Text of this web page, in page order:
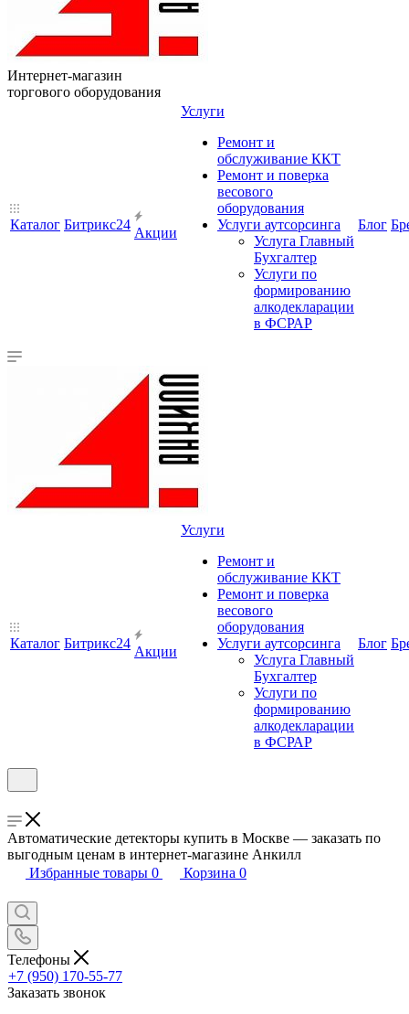
Интернет-магазин
торгового оборудования
Каталог Битрикс24
Акции
Услуги
Ремонт и
обслуживание ККТ
Ремонт и поверка
весового
оборудования
Услуги аутсорсинга
Услуга Главный
Бухгалтер
Услуги по
формированию
алкодекларации
в ФСРАР
Блог
Каталог Битрикс24
Акции
Услуги
Ремонт и
обслуживание ККТ
Ремонт и поверка
весового
оборудования
Услуги аутсорсинга
Услуга Главный
Бухгалтер
Услуги по
формированию
алкодекларации
в ФСРАР
Блог
Автоматические детекторы купить в Москве — заказать по
выгодным ценам в интернет-магазине Анкилл
Избранные товары 0 Корзина 0
Телефоны
+7 (950) 170-55-77
Заказать звонок